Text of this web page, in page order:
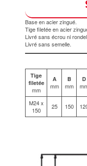
Base en acier zingué.
Tige filetée en acier
Livré sans écrou ni
Livré sans semelle.
Tige
filetée
mm
A
mm
B
mm
D
M24 x
150
25 150